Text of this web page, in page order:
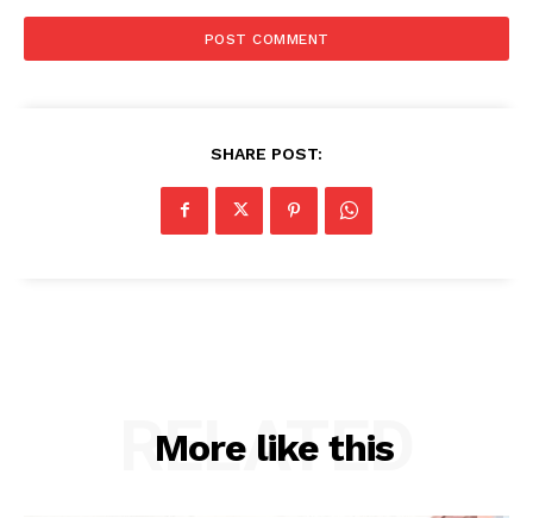
SHARE POST:
More like this
RELATED